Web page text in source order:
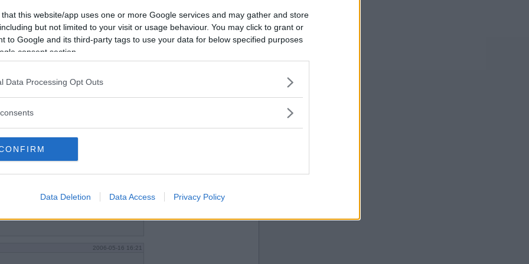
that this website/app uses one or more Google services and may gather and store
but not limited to your visit or usage behaviour. You may click to grant or
to Google and its third-party tags to use your data for below specified purposes
consent section.
Data Processing Opt Outs
Data Deletion Data Access Privacy Policy
2006-05-16 16:21
Vill du bli
medlem?